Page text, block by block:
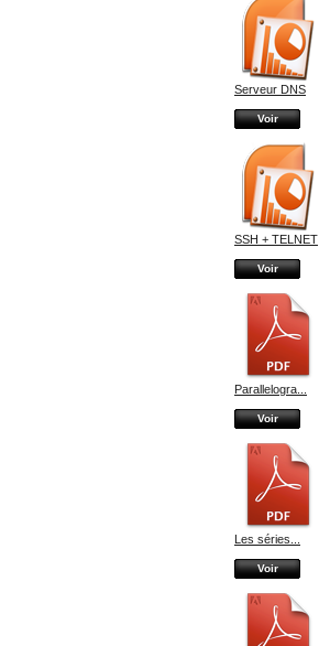
Serveur DNS
Voir
SSH + TELNET
Voir
Parallelogra...
Voir
Les séries...
Voir